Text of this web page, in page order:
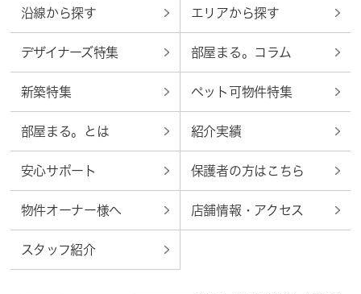
沿線から探す エリアから探す
デザイナーズ特集 部屋まる。コラム
新築特集 ペット可物件特集
部屋まる。とは 紹介実績
安心サポート 保護者の方はこちら
物件オーナー様へ 店舗情報・アクセス
スタッフ紹介